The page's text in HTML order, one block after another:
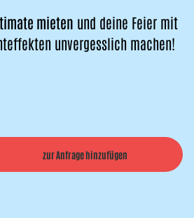
mieten und deine Feier mit
unvergesslich machen!